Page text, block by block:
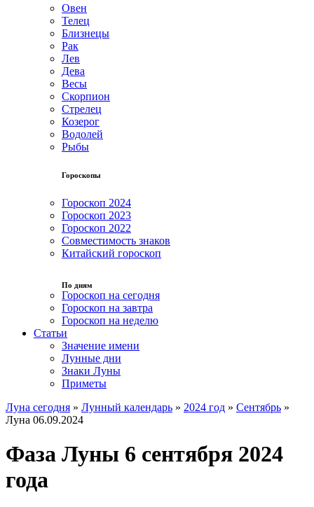
Овен
Телец
Близнецы
Рак
Лев
Дева
Весы
Скорпион
Стрелец
Козерог
Водолей
Рыбы
Гороскопы
Гороскоп 2024
Гороскоп 2023
Гороскоп 2022
Совместимость знаков
Китайский гороскоп
По дням
Гороскоп на сегодня
Гороскоп на завтра
Гороскоп на неделю
Статьи
Значение имени
Лунные дни
Знаки Луны
Приметы
Луна сегодня » Лунный календарь » 2024 год » Сентябрь »
Луна 06.09.2024
Фаза Луны 6 сентября 2024
года